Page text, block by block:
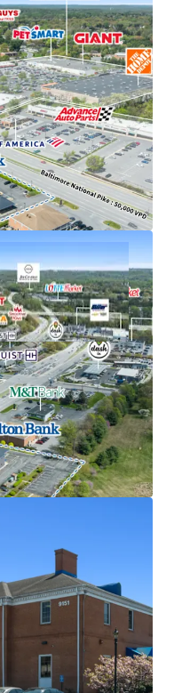
VPD
driven by 3-mile
corridor in
residents